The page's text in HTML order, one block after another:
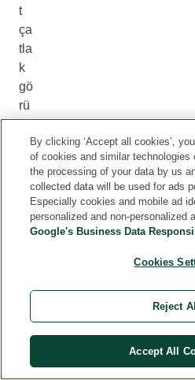
t
ça
tla
k
gö
rü
nü
ün
az
alt
ya
By clicking ‘Accept all cookies’,
of cookies and similar technologies
the processing of your data by us
collected data will be used for ads
Especially cookies and mobile ad
personalized and non-personalized
Google's Business Data
Cookies
Reject All
Accept All